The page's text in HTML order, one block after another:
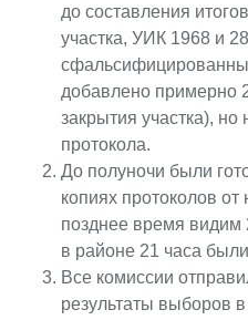
до составления
участка, УИК 1968 и
добавлено примерно
закрытия участка),
протокола.
До полуночи были
копиях протоколов
позднее время
в районе 21 часа
Все комиссии
результаты выборов